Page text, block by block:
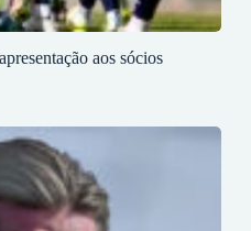
aos sócios